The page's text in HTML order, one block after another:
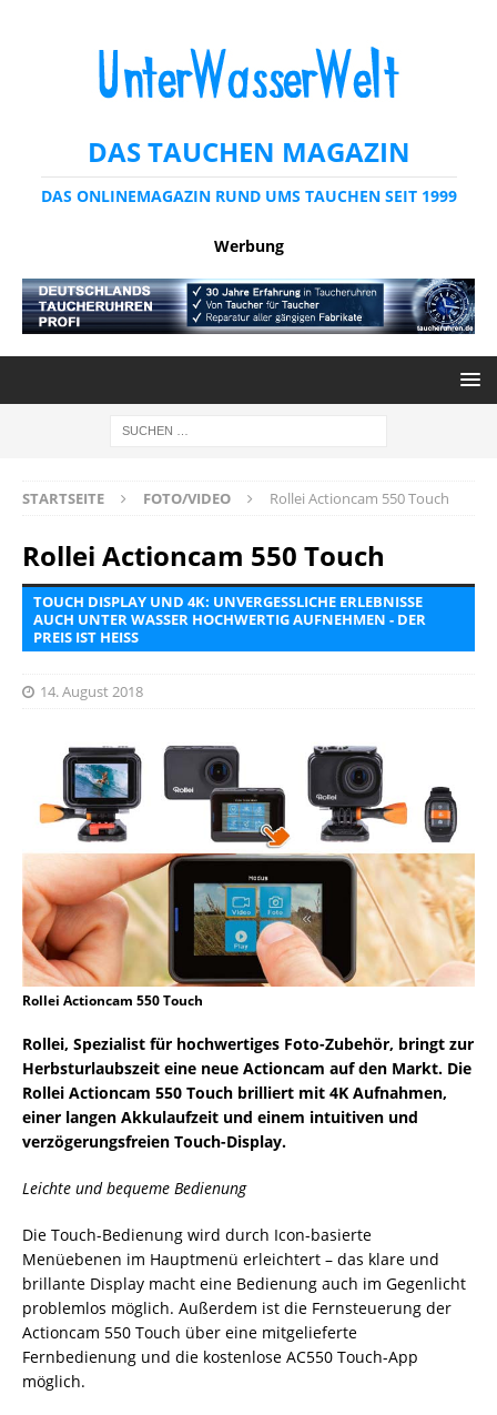
DAS TAUCHEN MAGAZIN
DAS ONLINEMAGAZIN RUND UMS TAUCHEN SEIT 1999
Werbung
STARTSEITE FOTO/VIDEO Rollei Actioncam 550 Touch
Rollei Actioncam 550 Touch
TOUCH DISPLAY UND 4K: UNVERGESSLICHE ERLEBNISSE
AUCH UNTER WASSER HOCHWERTIG AUFNEHMEN - DER
PREIS IST HEISS
14. August 2018
Rollei Actioncam 550 Touch
Rollei, Spezialist für hochwertiges Foto-Zubehör, bringt zur
Herbsturlaubszeit eine neue Actioncam auf den Markt. Die
Rollei Actioncam 550 Touch brilliert mit 4K Aufnahmen,
einer langen Akkulaufzeit und einem intuitiven und
verzögerungsfreien Touch-Display.
Leichte und bequeme Bedienung
Die Touch-Bedienung wird durch Icon-basierte
Menüebenen im Hauptmenü erleichtert – das klare und
brillante Display macht eine Bedienung auch im Gegenlicht
problemlos möglich. Außerdem ist die Fernsteuerung der
Actioncam 550 Touch über eine mitgelieferte
Fernbedienung und die kostenlose AC550 Touch-App
möglich.